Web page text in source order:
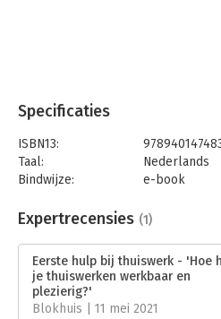
Specificaties
ISBN13:
Taal:
Nederlands
Bindwijze:
e-book
Bestandsformaat:
epub
Uitgever:
Lannoo
Verschijningsdatum:
22-3-2021
Hoofdrubriek: Algemeen
Expertrecensies (1)
Eerste hulp bij thuiswerk - 'Hoe
je thuiswerken werkbaar en
plezierig?'
Blokhuis | 11 mei 2021